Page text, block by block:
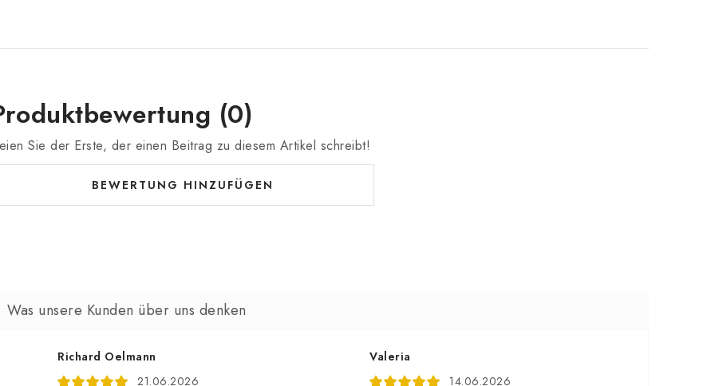
(0)
Sie der Erste, der einen Beitrag zu diesem Artikel schreibt!
BEWERTUNG HINZUFÜGEN
Richard Oelmann
21.06.2026
Valeria
14.06.2026